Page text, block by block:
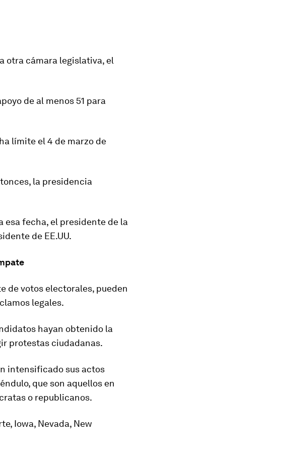
otra cámara legislativa, el
de al menos 51 para
límite el 4 de marzo de
la presidencia
fecha, el presidente de la
de EE.UU.
de votos electorales, pueden
legales.
hayan obtenido la
protestas ciudadanas.
intensificado sus actos
, que son aquellos en
o republicanos.
Iowa, Nevada, New